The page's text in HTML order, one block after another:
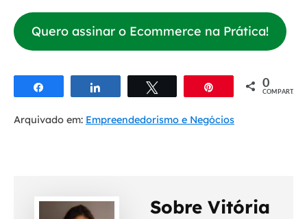
Quero assinar o Ecommerce na Prática!
Compartilhar Compartilhar 0
COMPART.
Arquivado em: Empreendedorismo e Negócios
Sobre Vitória